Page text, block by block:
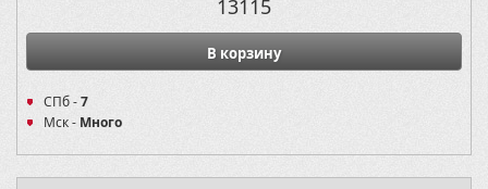
13115
В корзину
СПб -7
Мск - Много